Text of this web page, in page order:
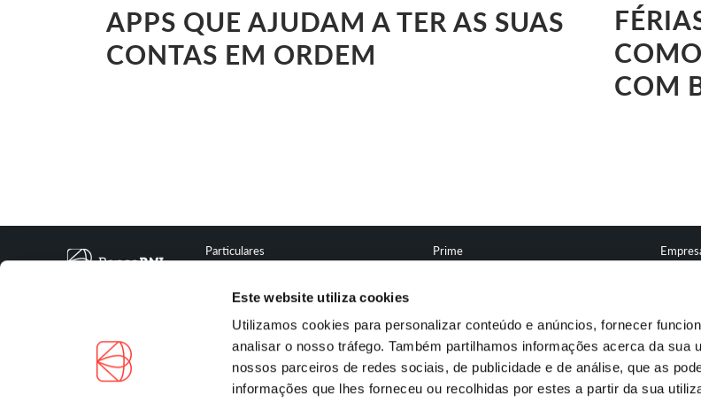
Este website utiliza cookies
Utilizamos cookies para personalizar conteúdo e anúncios, fornecer
analisar o nosso tráfego. Também partilhamos informações acerca da sua
nossos parceiros de redes sociais, de publicidade e de análise, que as
informações que lhes forneceu ou recolhidas por estes a partir da sua
APPS QUE AJUDAM A TER AS SUAS
CONTAS EM ORDEM
COM
Particulares
Crédito Hipotecário Flex
Seguros
Prime